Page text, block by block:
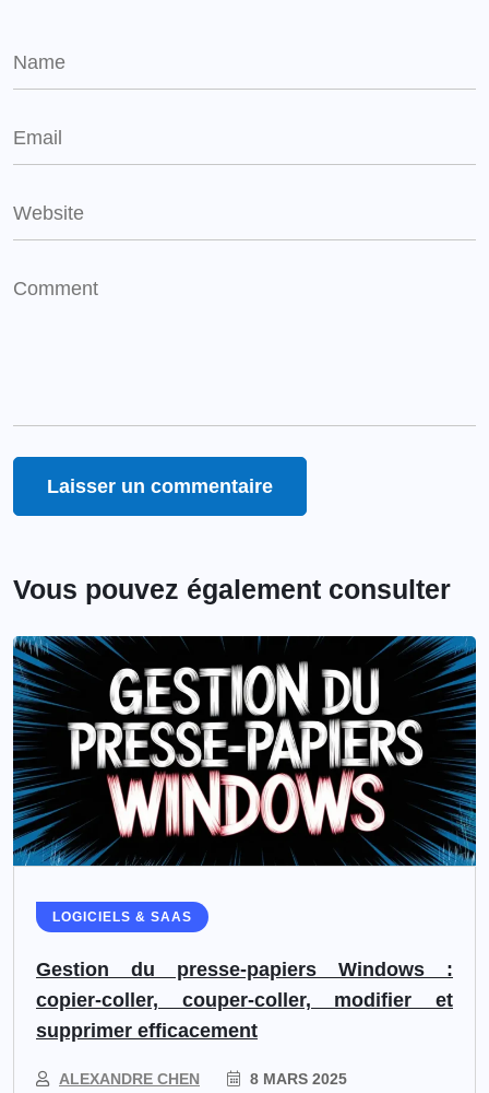
Vous pouvez également consulter
LOGICIELS & SAAS
Gestion du presse-papiers Windows :
copier-coller, couper-coller, modifier et
supprimer efficacement
ALEXANDRE CHEN 8 MARS 2025